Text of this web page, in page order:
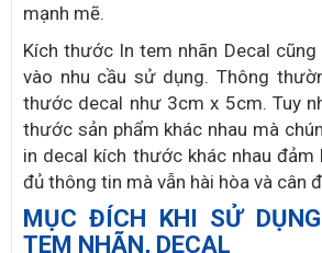
mạnh mẽ.
Kích thước In tem nhãn Decal
vào nhu cầu sử dụng. Thông
thước decal như 3cm x 5cm. Tuy
thước sản phẩm khác nhau mà
in decal kích thước khác nhau đảm
đủ thông tin mà vẫn hài hòa và cân
MỤC ĐÍCH KHI SỬ
TEM NHÃN, DECAL